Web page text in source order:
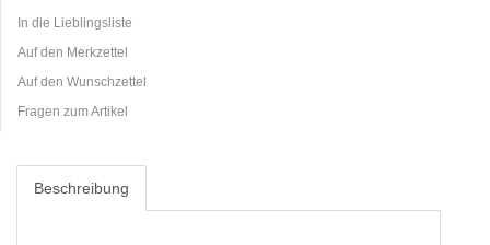
In die Lieblingsliste
Auf den Merkzettel
Auf den Wunschzettel
Fragen zum Artikel
Beschreibung